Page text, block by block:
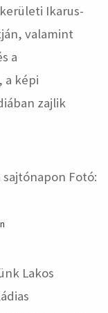
Ikarus-
valamint
a
a képi
zajlik
Lakos